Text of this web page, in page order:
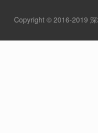
Copyright © 2016-2019